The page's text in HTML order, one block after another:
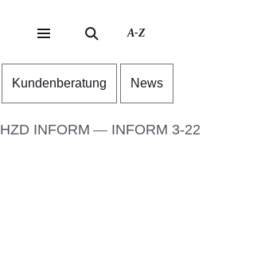
A-Z
Kundenberatung News
HZD INFORM
INFORM 3-22